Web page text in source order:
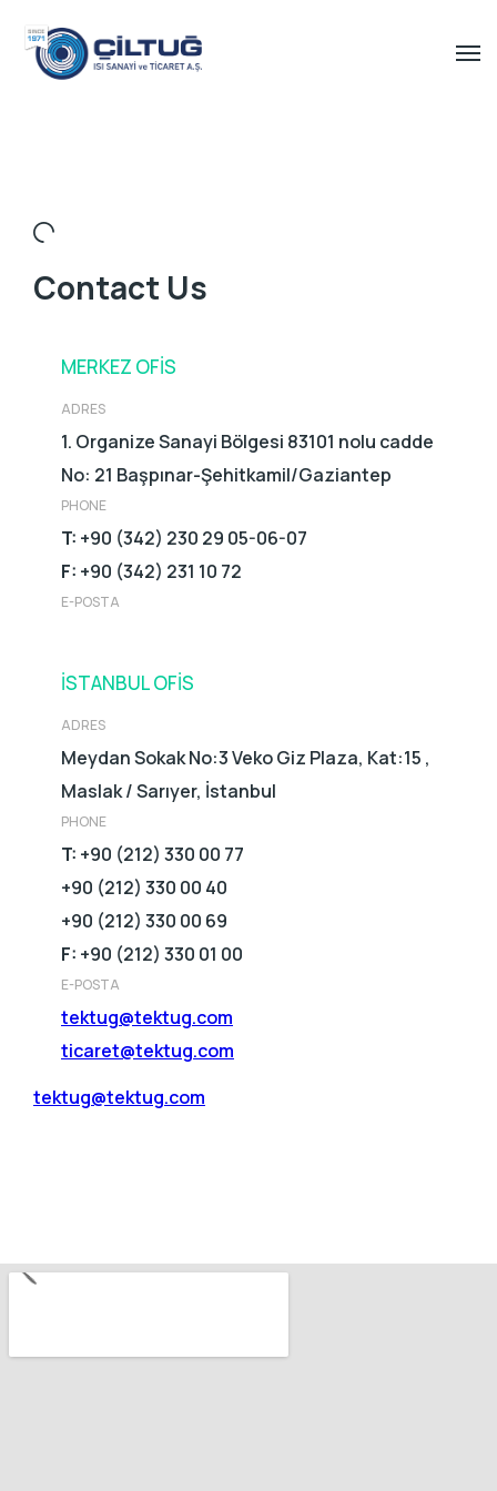
Contact Us
MERKEZ OFIS
ADRES
1. Organize Sanayi Bölgesi 83101 nolu cadde
No: 21 Başpınar-Şehitkamil/Gaziantep
PHONE
T: +90 (342) 230 29 05-06-07
F: +90 (342) 231 10 72
E-POSTA
İSTANBUL OFIS
ADRES
Meydan Sokak No:3 Veko Giz Plaza, Kat:15 ,
Maslak / Sarıyer, İstanbul
PHONE
T: +90 (212) 330 00 77
+90 (212) 330 00 40
+90 (212) 330 00 69
F: +90 (212) 330 01 00
E-POSTA
tektug@tektug.com
ticaret@tektug.com
tektug@tektug.com